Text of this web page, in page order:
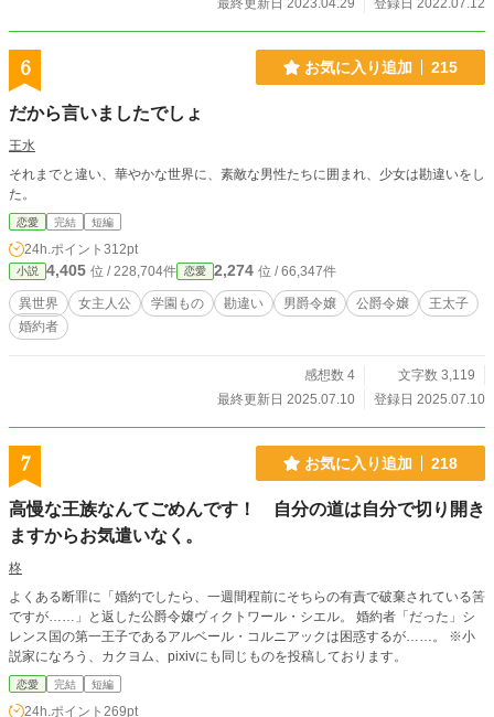
最終更新日 2023.04.29
登録日 2022.07.12
6 お気に入り追加 215
だから言いましたでしょ
王水
それまでと違い、華やかな世界に、素敵な男性たちに囲まれ、少女は勘違いをし
た。
恋愛 完結 短編
24h.ポイント 312pt
小説 4,405 位 / 228,704件 恋愛 2,274 位 / 66,347件
異世界 女主人公 学園もの 勘違い 男爵令嬢 公爵令嬢
王太子
婚約者
感想数 4
文字数 3,119
最終更新日 2025.07.10
登録日 2025.07.10
7 お気に入り追加 218
高慢な王族なんてごめんです！ 自分の道は自分で切り開き
ますからお気遣いなく。
柊
よくある断罪に「婚約でしたら、一週間程前にそちらの有責で破棄されている筈
ですが……」と返した公爵令嬢ヴィクトワール・シエル。 婚約者「だった」シ
レンス国の第一王子であるアルベール・コルニアックは困惑するが……。 ※小
説家になろう、カクヨム、pixivにも同じものを投稿しております。
恋愛 完結 短編
24h.ポイント 269pt